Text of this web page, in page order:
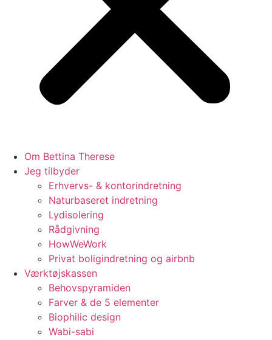
Om Bettina Therese
Jeg tilbyder
Erhvervs- & kontorindretning
Naturbaseret indretning
Lydisolering
Rådgivning
HowWeWork
Privat boligindretning og airbnb
Værktøjskassen
Behovspyramiden
Farver & de 5 elementer
Biophilic design
Wabi-sabi